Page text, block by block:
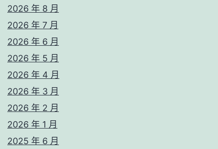
2026 年 8 月
2026 年 7 月
2026 年 6 月
2026 年 5 月
2026 年 4 月
2026 年 3 月
2026 年 2 月
2026 年 1 月
2025 年 6 月